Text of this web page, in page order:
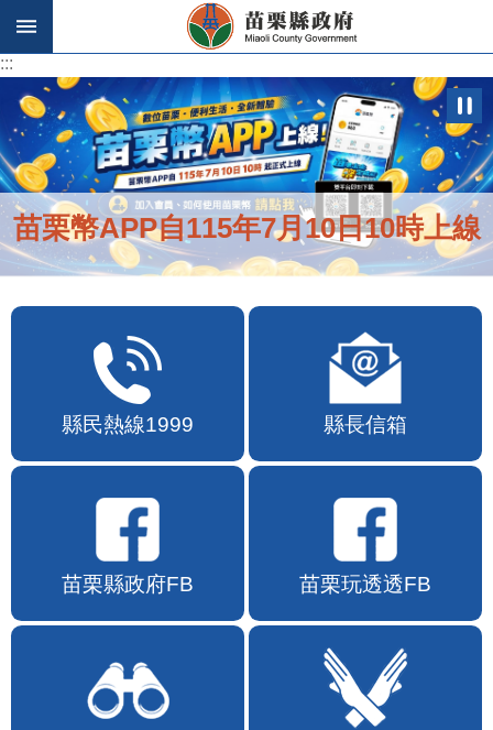
跳到主要內容區塊
:::
苗栗幣APP自115年7月10日10時上線
縣民熱線1999 縣長信箱
苗栗縣政府FB 苗栗玩透透FB